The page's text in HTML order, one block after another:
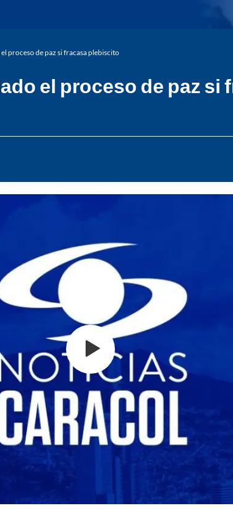
proceso de paz si fracasa plebiscito
el proceso de paz